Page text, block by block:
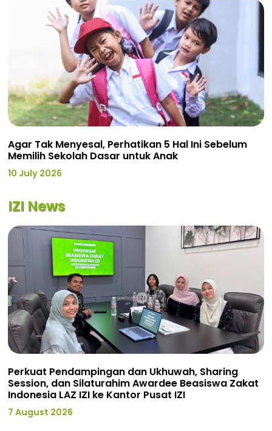
Agar Tak Menyesal, Perhatikan 5 Hal Ini Sebelum
Memilih Sekolah Dasar untuk Anak
10 July 2026
IZI News
Perkuat Pendampingan dan Ukhuwah, Sharing
Session, dan Silaturahim Awardee Beasiswa Zakat
Indonesia LAZ IZI ke Kantor Pusat IZI
7 August 2026